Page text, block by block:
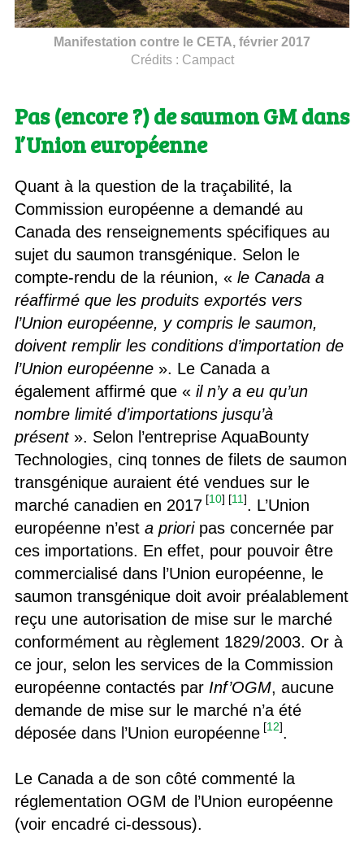
Manifestation contre le CETA, février 2017
Crédits : Campact
Pas (encore ?) de saumon GM dans
l’Union européenne
Quant à la question de la traçabilité, la
Commission européenne a demandé au
Canada des renseignements spécifiques au
sujet du saumon transgénique. Selon le
compte-rendu de la réunion, « le Canada a
réaffirmé que les produits exportés vers
l’Union européenne, y compris le saumon,
doivent remplir les conditions d’importation de
l’Union européenne». Le Canada a
également affirmé que « il n’y a eu qu’un
nombre limité d’importations jusqu’à
présent». Selon l’entreprise AquaBounty
Technologies, cinq tonnes de filets de saumon
transgénique auraient été vendues sur le
marché canadien en 2017[10] [11]. L’Union
européenne n’est a prioripas concernée par
ces importations. En effet, pour pouvoir être
commercialisé dans l’Union européenne, le
saumon transgénique doit avoir préalablement
reçu une autorisation de mise sur le marché
conformément au règlement 1829/2003. Or à
ce jour, selon les services de la Commission
européenne contactés par Inf’OGM, aucune
demande de mise sur le marché n’a été
déposée dans l’Union européenne [12].
Le Canada a de son côté commenté la
réglementation OGM de l’Union européenne
(voir encadré ci-dessous).